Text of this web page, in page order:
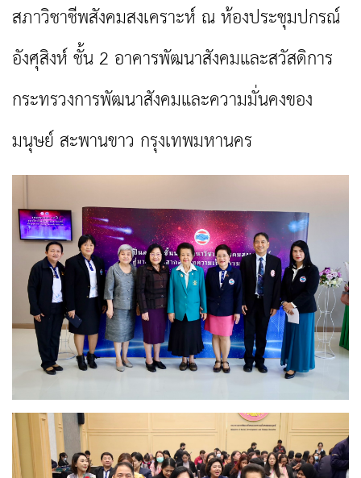
สภาวิชาชีพสังคมสงเคราะห์ ณ ห้องประชุมปกรณ์
อังศุสิงห์ ชั้น 2 อาคารพัฒนาสังคมและสวัสดิการ
กระทรวงการพัฒนาสังคมและความมั่นคงของ
มนุษย์ สะพานขาว กรุงเทพมหานคร